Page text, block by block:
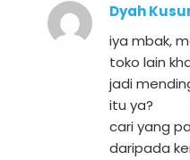
Dyah
iya mbak,
toko lain
jadi
itu ya?
cari yang
daripada